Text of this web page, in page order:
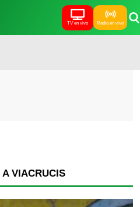
TV en vivo Radio en vivo
VIACRUCIS